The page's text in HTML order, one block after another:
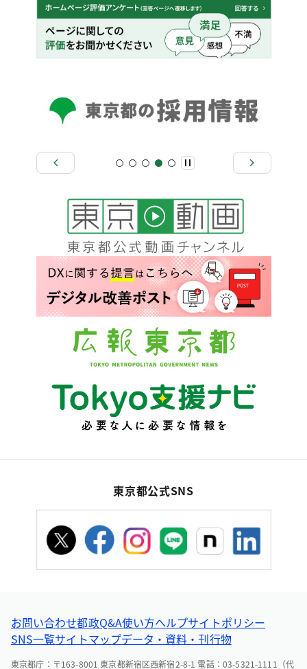
東京都公式SNS
お問い合わせ都政Q&A使い方ヘルプサイトポリシー
SNS一覧サイトマップデータ・資料・刊行物
東京都庁：〒163-8001 東京都新宿区西新宿2-8-1 電話：03-5321-1111（代